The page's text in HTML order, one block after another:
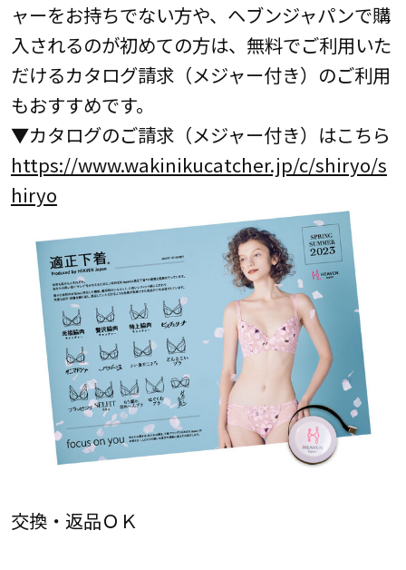
ャーをお持ちでない方や、ヘブンジャパンで購
入されるのが初めての方は、無料でご利用いた
だけるカタログ請求（メジャー付き）のご利用
もおすすめです。
▼カタログのご請求（メジャー付き）はこちら
https://www.wakinikucatcher.jp/c/shiryo/s
hiryo
交換・返品ＯＫ